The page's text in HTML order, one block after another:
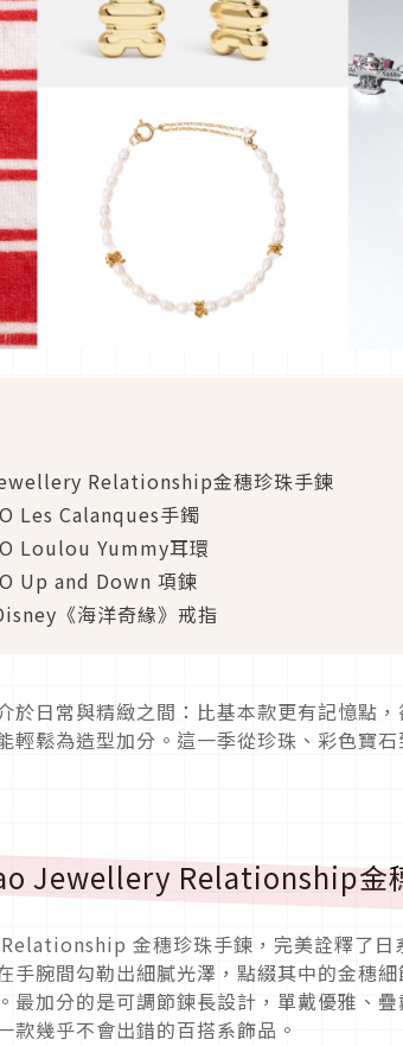
Relationship金穗珍珠手鍊
Les Calanques手鐲
Loulou Yummy耳環
Up and Down 項鍊
《海洋奇緣》戒指
於日常與精緻之間：比基本款更有記憶點
輕鬆為造型加分。這一季從珍珠、彩色寶
Jewellery Relationship金
金穗珍珠手鍊，完美詮釋了日
手腕間勾勒出細膩光澤，點綴其中的金穗
最加分的是可調節鍊長設計，單戴優雅、
款幾乎不會出錯的百搭系飾品。